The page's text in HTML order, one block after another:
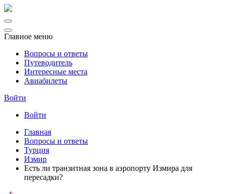
Главное меню
Вопросы и ответы
Путеводитель
Интересные места
Авиабилеты
Войти
Войти
Главная
Вопросы и ответы
Турция
Измир
Есть ли транзитная зона в аэропорту Измира для
пересадки?